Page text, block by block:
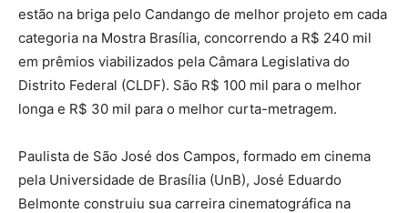
estão na briga pelo Candango de melhor projeto em cada
categoria na Mostra Brasília, concorrendo a R$ 240 mil
em prêmios viabilizados pela Câmara Legislativa do
Distrito Federal (CLDF). São R$ 100 mil para o melhor
longa e R$ 30 mil para o melhor curta-metragem.
Paulista de São José dos Campos, formado em cinema
pela Universidade de Brasília (UnB), José Eduardo
Belmonte construiu sua carreira cinematográfica na